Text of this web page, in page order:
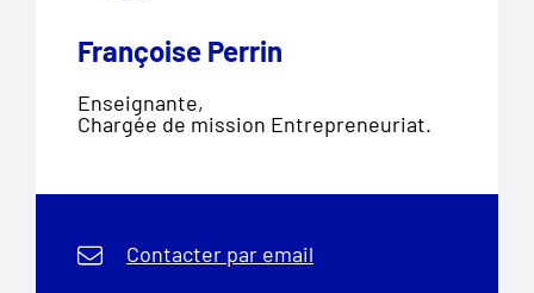
Françoise Perrin
Enseignante,
Chargée de mission Entrepreneuriat.
Contacter par email